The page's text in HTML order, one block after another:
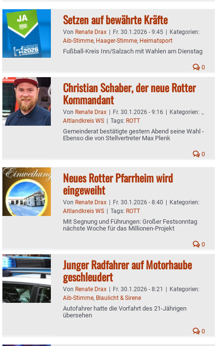
Setzen auf bewährte Kräfte
Von Renate Drax | Fr. 30.1.2026 - 9:45 | Kategorien:
Aib-Stimme, Haager-Stimme, Heimatsport
Fußball-Kreis Inn/Salzach mit Wahlen am Dienstag
0
Christian Schaber, der neue Rotter
Kommandant
Von Renate Drax | Fr. 30.1.2026 - 9:16 | Kategorien: .,
Altlandkreis WS | Tags: ROTT
Gemeinderat bestätigte gestern Abend seine Wahl -
Ebenso die von Stellvertreter Max Plenk
0
Neues Rotter Pfarrheim wird
eingeweiht
Von Renate Drax | Fr. 30.1.2026 - 8:40 | Kategorien:
Altlandkreis WS | Tags: ROTT
Mit Segnung und Führungen: Großer Festsonntag
nächste Woche für das Millionen-Projekt
0
Junger Radfahrer auf Motorhaube
geschleudert
Von Renate Drax | Fr. 30.1.2026 - 8:21 | Kategorien:
Aib-Stimme, Blaulicht & Sirene
Autofahrer hatte die Vorfahrt des 21-Jährigen
übersehen
0